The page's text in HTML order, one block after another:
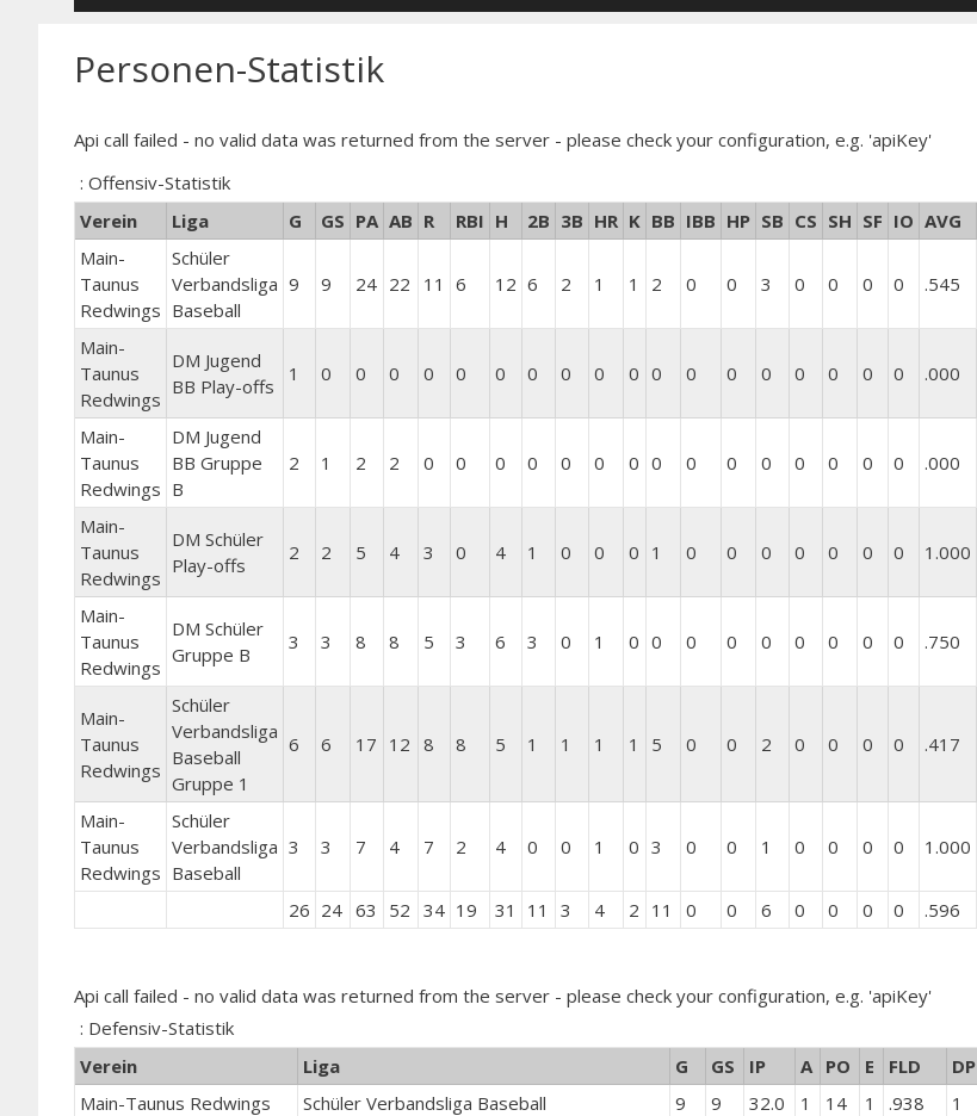
Personen-Statistik
Api call failed - no valid data was returned from the server - please check your configuration, e.g. 'apiKey'
: Offensiv-Statistik
Verein
Liga G GS PA AB R RBI H 2B 3B HR K BB IBB HP SB CS SH SF IO AVG
Main-
Taunus
Redwings
Schüler
Verbandsliga
Baseball
9 9 24 22 11 6 12 6 2 1 1 2 0 0 3 0 0 0 0 .545
Main-
Taunus
Redwings
DM Jugend
BB Play-offs
1 0 0 0 0 0 0 0 0 0 0 0 0 0 0 0 0 0 0 .000
Main-
Taunus
Redwings
DM Jugend
BB Gruppe
B
2 1 2 2 0 0 0 0 0 0 0 0 0 0 0 0 0 0 0 .000
Main-
Taunus
Redwings
DM Schüler
Play-offs
2 2 5 4 3 0 4 1 0 0 0 1 0 0 0 0 0 0 0 1.000
Main-
Taunus
Redwings
DM Schüler
Gruppe B
3 3 8 8 5 3 6 3 0 1 0 0 0 0 0 0 0 0 0 .750
Main-
Taunus
Redwings
Schüler
Verbandsliga
Baseball
Gruppe 1
6 6 17 12 8 8 5 1 1 1 1 5 0 0 2 0 0 0 0 .417
Main-
Taunus
Redwings
Schüler
Verbandsliga
Baseball
3 3 7 4 7 2 4 0 0 1 0 3 0 0 1 0 0 0 0 1.000
26 24 63 52 34 19 31 11 3 4 2 11 0 0 6 0 0 0 0 .596
Api call failed - no valid data was returned from the server - please check your configuration, e.g. 'apiKey'
: Defensiv-Statistik
Verein
Liga G GS IP A PO E FLD DP
Main-Taunus Redwings
Schüler Verbandsliga Baseball 9 9 32.0 1 14 1 .938 1